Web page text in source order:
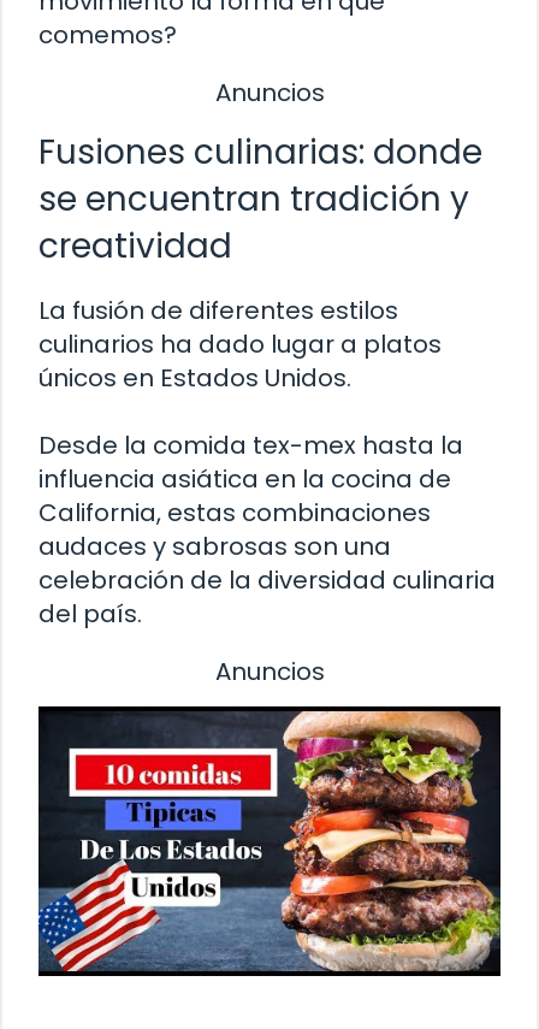
comemos?
Anuncios
Fusiones culinarias: donde
se encuentran tradición y
creatividad
La fusión de diferentes estilos
culinarios ha dado lugar a platos
únicos en Estados Unidos.
Desde la comida tex-mex hasta la
influencia asiática en la cocina de
California, estas combinaciones
audaces y sabrosas son una
celebración de la diversidad culinaria
del país.
Anuncios